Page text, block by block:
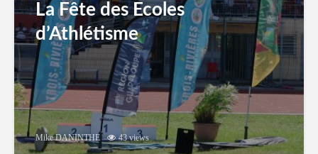
La Fête des Ecoles
d’Athlétisme
Mike DANINTHE 43 views